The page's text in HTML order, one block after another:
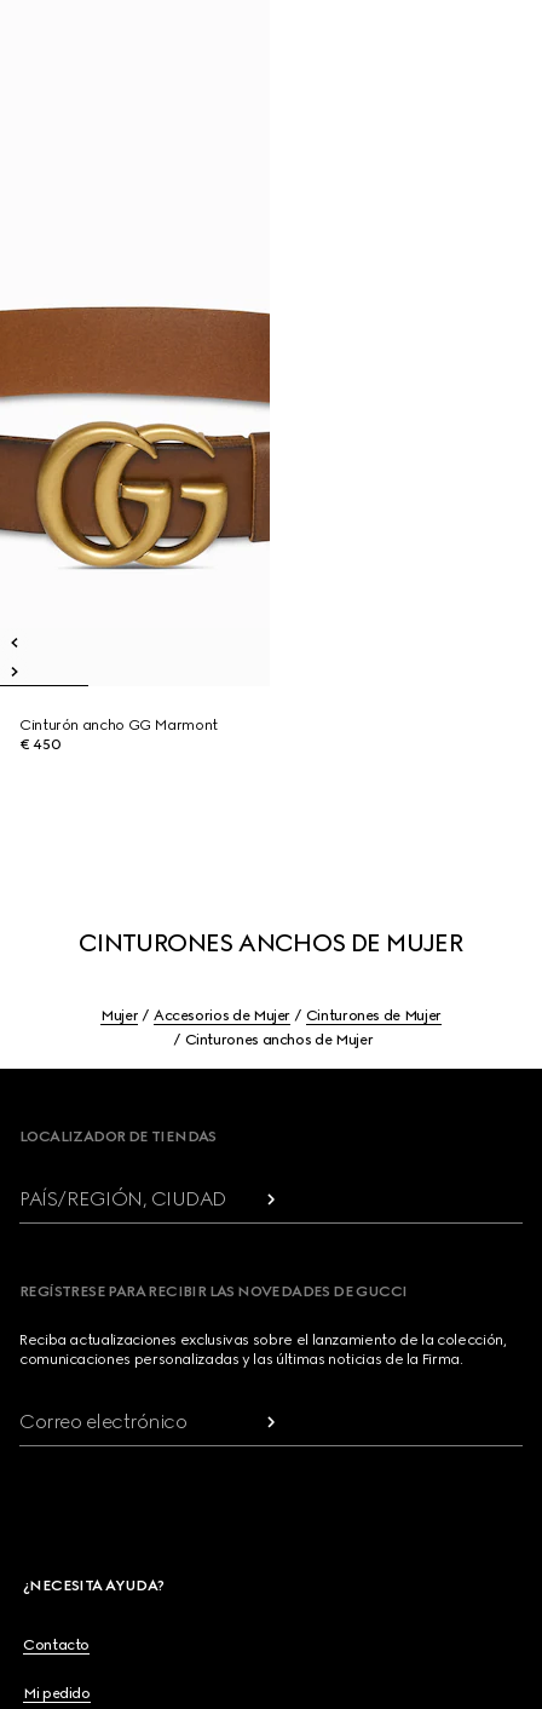
Cinturón ancho GG Marmont
€ 450
CINTURONES ANCHOS DE MUJER
Mujer Accesorios de Mujer
Cinturones de Mujer
Cinturones anchos de Mujer
LOCALIZADOR DE TIENDAS
PAÍS/REGIÓN, CIUDAD
REGÍSTRESE PARA RECIBIR LAS NOVEDADES DE GUCCI
Reciba actualizaciones exclusivas sobre el lanzamiento de la colección,
comunicaciones personalizadas y las últimas noticias de la Firma.
Correo electrónico
¿NECESITA AYUDA?
Contacto
Mi pedido